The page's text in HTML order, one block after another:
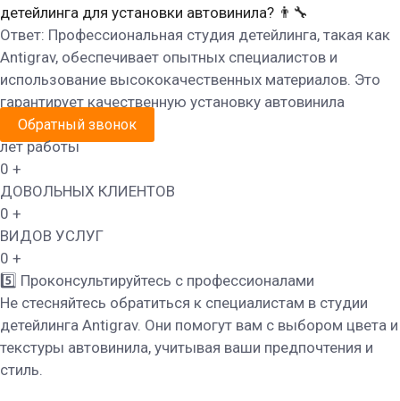
детейлинга для установки автовинила? 👨‍🔧
Ответ: Профессиональная студия детейлинга, такая как
Antigrav, обеспечивает опытных специалистов и
использование высококачественных материалов. Это
гарантирует качественную установку автовинила
Обратный звонок
лет работы
0 +
ДОВОЛЬНЫХ КЛИЕНТОВ
0 +
ВИДОВ УСЛУГ
0 +
5️⃣ Проконсультируйтесь с профессионалами
Не стесняйтесь обратиться к специалистам в студии
детейлинга Antigrav. Они помогут вам с выбором цвета и
текстуры автовинила, учитывая ваши предпочтения и
стиль.